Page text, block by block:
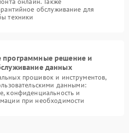
обслуживание для
техники
программные решение и
данных
прошивок и инструментов,
данными:
конфиденциальность и
при необходимости